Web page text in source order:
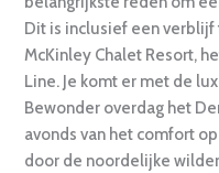
Dit is inclusief een verblijf
McKinley Chalet Resort,
Line. Je komt er met de
Bewonder overdag het
avonds van het comfort
door de noordelijke